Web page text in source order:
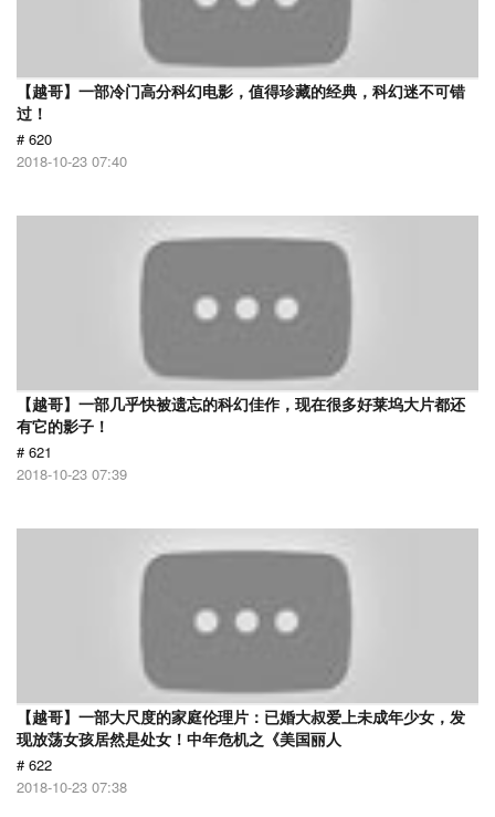
【越哥】一部冷门高分科幻电影，值得珍藏的经典，科幻迷不可错
过！
# 620
2018-10-23 07:40
【越哥】一部几乎快被遗忘的科幻佳作，现在很多好莱坞大片都还
有它的影子！
# 621
2018-10-23 07:39
【越哥】一部大尺度的家庭伦理片：已婚大叔爱上未成年少女，发
现放荡女孩居然是处女！中年危机之《美国丽人
# 622
2018-10-23 07:38